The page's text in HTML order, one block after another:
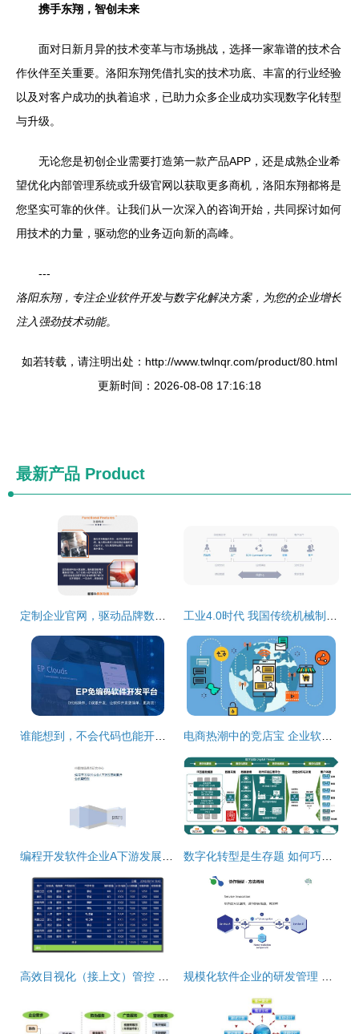
携手东翔，智创未来
面对日新月异的技术变革与市场挑战，选择一家靠谱的技术合
作伙伴至关重要。洛阳东翔凭借扎实的技术功底、丰富的行业经验
以及对客户成功的执着追求，已助力众多企业成功实现数字化转型
与升级。
无论您是初创企业需要打造第一款产品APP，还是成熟企业希
望优化内部管理系统或升级官网以获取更多商机，洛阳东翔都将是
您坚实可靠的伙伴。让我们从一次深入的咨询开始，共同探讨如何
用技术的力量，驱动您的业务迈向新的高峰。
---
洛阳东翔，专注企业软件开发与数字化解决方案，为您的企业增长
注入强劲技术动能。
如若转载，请注明出处：http://www.twlnqr.com/product/80.html
更新时间：2026-08-08 17:16:18
最新产品 Product